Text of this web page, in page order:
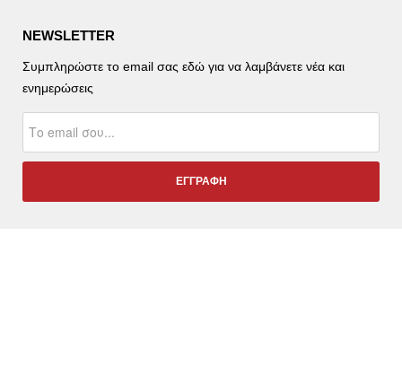
NEWSLETTER
Συμπληρώστε το email σας εδώ για να λαμβάνετε νέα και
ενημερώσεις